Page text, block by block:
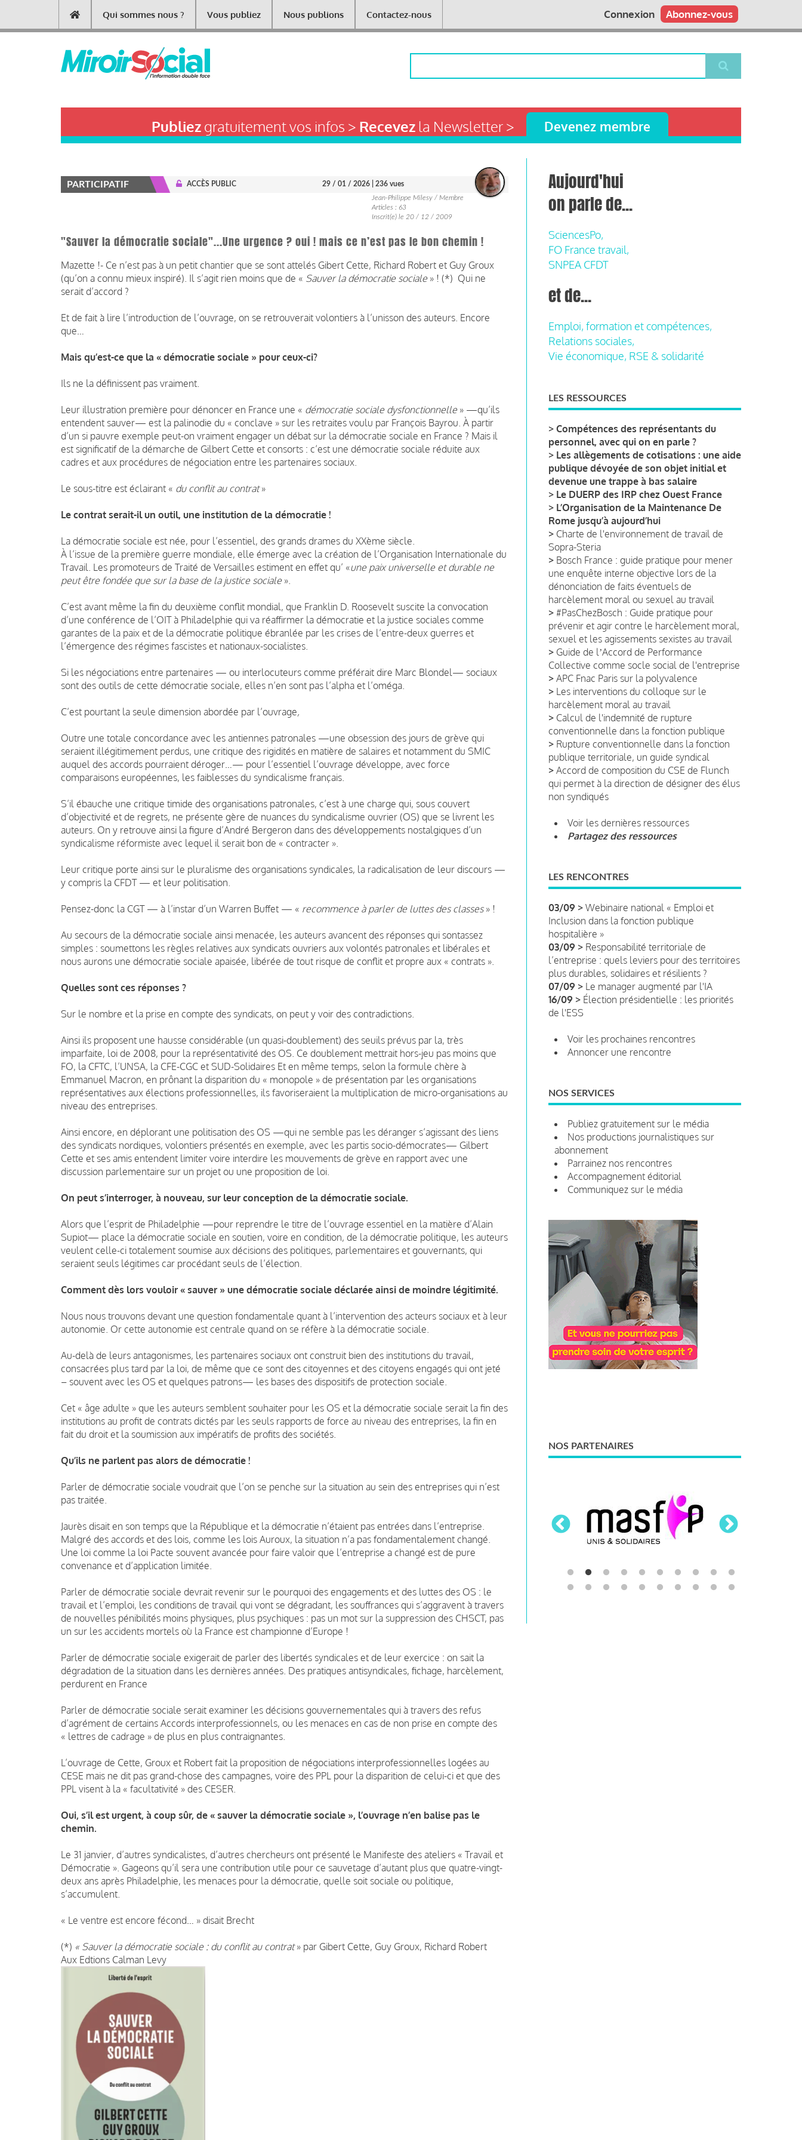
contenu
Main
navigation
Qui sommes nous ? Vous publiez Nous publions Contactez-nous Abonnez-vous
Connexion
Publiezgratuitement vos infos > Recevezla Newsletter > Devenez membre
PARTICIPATIF ACCÈS PUBLIC 29 / 01 / 2026
| 236 vues
Jean-Philippe Milesy / Membre
Articles : 63
Inscrit(e) le 20 / 12 / 2009
"Sauver la démocratie sociale"...Une urgence ? oui ! mais ce n’est pas le bon chemin !
Mazette !- Ce n’est pas à un petit chantier que se sont attelés Gibert Cette, Richard Robert et Guy Groux
(qu’on a connu mieux inspiré). Il s’agit rien moins que de « Sauver la démocratie sociale » ! (*) Qui ne
serait d’accord ?
Et de fait à lire l’introduction de l’ouvrage, on se retrouverait volontiers à l’unisson des auteurs. Encore
que…
Mais qu’est-ce que la « démocratie sociale » pour ceux-ci?
Ils ne la définissent pas vraiment.
Leur illustration première pour dénoncer en France une « démocratie sociale dysfonctionnelle » —qu’ils
entendent sauver— est la palinodie du « conclave » sur les retraites voulu par François Bayrou. À partir
d’un si pauvre exemple peut-on vraiment engager un débat sur la démocratie sociale en France ? Mais il
est significatif de la démarche de Gilbert Cette et consorts : c’est une démocratie sociale réduite aux
cadres et aux procédures de négociation entre les partenaires sociaux.
Le sous-titre est éclairant « du conflit au contrat»
Le contrat serait-il un outil, une institution de la démocratie !
La démocratie sociale est née, pour l’essentiel, des grands drames du XXème siècle.
À l’issue de la première guerre mondiale, elle émerge avec la création de l’Organisation Internationale du
Travail. Les promoteurs de Traité de Versailles estiment en effet qu’ «une paix universelle et durable ne
peut être fondée que sur la base de la justice sociale ».
C’est avant même la fin du deuxième conflit mondial, que Franklin D. Roosevelt suscite la convocation
d’une conférence de l’OIT à Philadelphie qui va réaffirmer la démocratie et la justice sociales comme
garantes de la paix et de la démocratie politique ébranlée par les crises de l’entre-deux guerres et
l’émergence des régimes fascistes et nationaux-socialistes.
Si les négociations entre partenaires — ou interlocuteurs comme préférait dire Marc Blondel— sociaux
sont des outils de cette démocratie sociale, elles n’en sont pas l’alpha et l’oméga.
C’est pourtant la seule dimension abordée par l’ouvrage,
Outre une totale concordance avec les antiennes patronales —une obsession des jours de grève qui
seraient illégitimement perdus, une critique des rigidités en matière de salaires et notamment du SMIC
auquel des accords pourraient déroger…— pour l’essentiel l’ouvrage développe, avec force
comparaisons européennes, les faiblesses du syndicalisme français.
S’il ébauche une critique timide des organisations patronales, c’est à une charge qui, sous couvert
d’objectivité et de regrets, ne présente gère de nuances du syndicalisme ouvrier (OS) que se livrent les
auteurs. On y retrouve ainsi la figure d’André Bergeron dans des développements nostalgiques d’un
syndicalisme réformiste avec lequel il serait bon de « contracter ».
Leur critique porte ainsi sur le pluralisme des organisations syndicales, la radicalisation de leur discours —
y compris la CFDT — et leur politisation.
Pensez-donc la CGT — à l’instar d’un Warren Buffet — « recommence à parler de luttes des classes» !
Au secours de la démocratie sociale ainsi menacée, les auteurs avancent des réponses qui sontassez
simples : soumettons les règles relatives aux syndicats ouvriers aux volontés patronales et libérales et
nous aurons une démocratie sociale apaisée, libérée de tout risque de conflit et propre aux « contrats ».
Quelles sont ces réponses ?
Sur le nombre et la prise en compte des syndicats, on peut y voir des contradictions.
Ainsi ils proposent une hausse considérable (un quasi-doublement) des seuils prévus par la, très
imparfaite, loi de 2008, pour la représentativité des OS. Ce doublement mettrait hors-jeu pas moins que
FO, la CFTC, l’UNSA, la CFE-CGC et SUD-Solidaires Et en même temps, selon la formule chère à
Emmanuel Macron, en prônant la disparition du « monopole » de présentation par les organisations
représentatives aux élections professionnelles, ils favoriseraient la multiplication de micro-organisations au
niveau des entreprises.
Ainsi encore, en déplorant une politisation des OS —qui ne semble pas les déranger s’agissant des liens
des syndicats nordiques, volontiers présentés en exemple, avec les partis socio-démocrates— Gilbert
Cette et ses amis entendent limiter voire interdire les mouvements de grève en rapport avec une
discussion parlementaire sur un projet ou une proposition de loi.
On peut s’interroger, à nouveau, sur leur conception de la démocratie sociale.
Alors que l’esprit de Philadelphie —pour reprendre le titre de l’ouvrage essentiel en la matière d’Alain
Supiot— place la démocratie sociale en soutien, voire en condition, de la démocratie politique, les auteurs
veulent celle-ci totalement soumise aux décisions des politiques, parlementaires et gouvernants, qui
seraient seuls légitimes car procédant seuls de l’élection.
Comment dès lors vouloir « sauver » une démocratie sociale déclarée ainsi de moindre légitimité.
Nous nous trouvons devant une question fondamentale quant à l’intervention des acteurs sociaux et à leur
autonomie. Or cette autonomie est centrale quand on se réfère à la démocratie sociale.
Au-delà de leurs antagonismes, les partenaires sociaux ont construit bien des institutions du travail,
consacrées plus tard par la loi, de même que ce sont des citoyennes et des citoyens engagés qui ont jeté
– souvent avec les OS et quelques patrons— les bases des dispositifs de protection sociale.
Cet « âge adulte » que les auteurs semblent souhaiter pour les OS et la démocratie sociale serait la fin des
institutions au profit de contrats dictés par les seuls rapports de force au niveau des entreprises, la fin en
fait du droit et la soumission aux impératifs de profits des sociétés.
Qu’ils ne parlent pas alors de démocratie !
Parler de démocratie sociale voudrait que l’on se penche sur la situation au sein des entreprises qui n’est
pas traitée.
Jaurès disait en son temps que la République et la démocratie n’étaient pas entrées dans l’entreprise.
Malgré des accords et des lois, comme les lois Auroux, la situation n’a pas fondamentalement changé.
Une loi comme la loi Pacte souvent avancée pour faire valoir que l’entreprise a changé est de pure
convenance et d’application limitée.
Parler de démocratie sociale devrait revenir sur le pourquoi des engagements et des luttes des OS : le
travail et l’emploi, les conditions de travail qui vont se dégradant, les souffrances qui s’aggravent à travers
de nouvelles pénibilités moins physiques, plus psychiques : pas un mot sur la suppression des CHSCT, pas
un sur les accidents mortels où la France est championne d’Europe !
Parler de démocratie sociale exigerait de parler des libertés syndicales et de leur exercice : on sait la
dégradation de la situation dans les dernières années. Des pratiques antisyndicales, fichage, harcèlement,
perdurent en France
Parler de démocratie sociale serait examiner les décisions gouvernementales qui à travers des refus
d’agrément de certains Accords interprofessionnels, ou les menaces en cas de non prise en compte des
« lettres de cadrage » de plus en plus contraignantes.
L’ouvrage de Cette, Groux et Robert fait la proposition de négociations interprofessionnelles logées au
CESE mais ne dit pas grand-chose des campagnes, voire des PPL pour la disparition de celui-ci et que des
PPL visent à la « facultativité » des CESER.
Oui, s’il est urgent, à coup sûr, de « sauver la démocratie sociale », l’ouvrage n’en balise pas le
chemin.
Le 31 janvier, d’autres syndicalistes, d’autres chercheurs ont présenté le Manifeste des ateliers « Travail et
Démocratie ». Gageons qu’il sera une contribution utile pour ce sauvetage d’autant plus que quatre-vingt-
deux ans après Philadelphie, les menaces pour la démocratie, quelle soit sociale ou politique,
s’accumulent.
« Le ventre est encore fécond… » disait Brecht
(*) « Sauver la démocratie sociale : du conflit au contrat» par Gibert Cette, Guy Groux, Richard Robert
Aux Edtions Calman Levy
Aujourd'hui
on parle de...
SciencesPo,
FO France travail,
SNPEA CFDT
et de...
Emploi, formation et compétences,
Relations sociales,
Vie économique, RSE & solidarité
LES RESSOURCES
> Compétences des représentants du
personnel, avec qui on en parle ?
> Les allègements de cotisations : une aide
publique dévoyée de son objet initial et
devenue une trappe à bas salaire
> Le DUERP des IRP chez Ouest France
> L’Organisation de la Maintenance De
Rome jusqu’à aujourd’hui
> Charte de l'environnement de travail de
Sopra-Steria
> Bosch France : guide pratique pour mener
une enquête interne objective lors de la
dénonciation de faits éventuels de
harcèlement moral ou sexuel au travail
> #PasChezBosch : Guide pratique pour
prévenir et agir contre le harcèlement moral,
sexuel et les agissements sexistes au travail
> Guide de lʼAccord de Performance
Collective comme socle social de l'entreprise
> APC Fnac Paris sur la polyvalence
> Les interventions du colloque sur le
harcèlement moral au travail
> Calcul de l'indemnité de rupture
conventionnelle dans la fonction publique
> Rupture conventionnelle dans la fonction
publique territoriale, un guide syndical
> Accord de composition du CSE de Flunch
qui permet à la direction de désigner des élus
non syndiqués
Voir les dernières ressources
Partagez des ressources
LES RENCONTRES
03/09 > Webinaire national « Emploi et
Inclusion dans la fonction publique
hospitalière »
03/09 > Responsabilité territoriale de
l’entreprise : quels leviers pour des territoires
plus durables, solidaires et résilients ?
07/09 > Le manager augmenté par l'IA
16/09 > Élection présidentielle : les priorités
de l'ESS
Voir les prochaines rencontres
Annoncer une rencontre
NOS SERVICES
Publiez gratuitement sur le média
Nos productions journalistiques sur
abonnement
Parrainez nos rencontres
Accompagnement éditorial
Communiquez sur le média
NOS PARTENAIRES